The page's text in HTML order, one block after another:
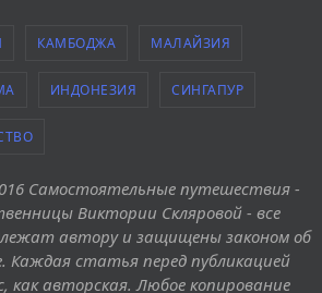
КАМБОДЖА МАЛАЙЗИЯ
ИНДОНЕЗИЯ СИНГАПУР
Самостоятельные путешествия -
Виктории Скляровой - все
автору и защищены законом об
Каждая статья перед публикацией
как авторская. Любое копирование